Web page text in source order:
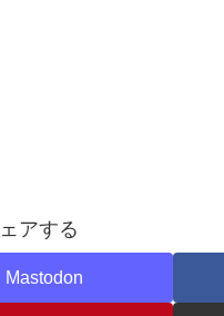
アする
Mastodon